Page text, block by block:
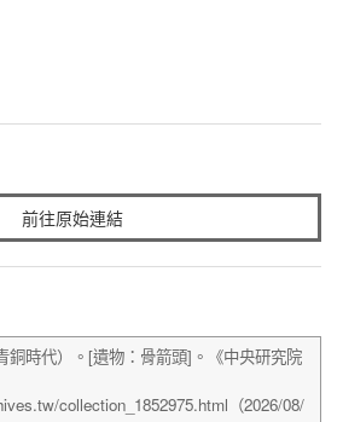
前往原始連結